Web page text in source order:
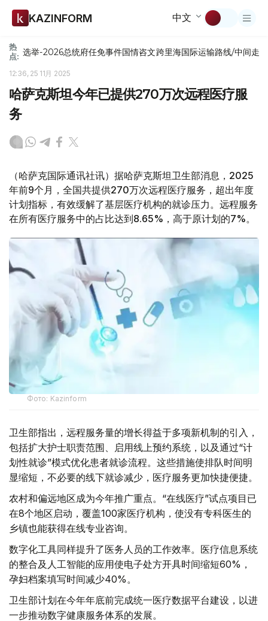
KAZINFORM 中文
热
点: 选举-2026总统府任免事件国情咨文跨里海国际运输路线/中间走廊
12:36, 25 11月 2025
哈萨克斯坦今年已提供270万次远程医疗服
务
（哈萨克国际通讯社讯）据哈萨克斯坦卫生部消息，2025
年前9个月，全国共提供270万次远程医疗服务，超出年度
计划指标，有效缓解了基层医疗机构的就诊压力。远程服务
在所有医疗服务中的占比达到8.65%，高于原计划的7%。
Фото: Kazinform
卫生部指出，远程服务量的增长得益于多项新机制的引入，
包括扩大护士职责范围、启用线上预约系统，以及通过“计
划性就诊”模式优化患者就诊流程。这些措施使排队时间明
显缩短，不必要的线下就诊减少，医疗服务更加快捷便捷。
农村和偏远地区成为今年推广重点。“在线医疗”试点项目已
在8个地区启动，覆盖100家医疗机构，使没有专科医生的
乡镇也能获得在线专业咨询。
数字化工具同样提升了医务人员的工作效率。医疗信息系统
的整合及人工智能的应用使电子处方开具时间缩短60%，
孕妇档案填写时间减少40%。
卫生部计划在今年年底前完成统一医疗数据平台建设，以进
一步推动数字健康服务体系的发展。